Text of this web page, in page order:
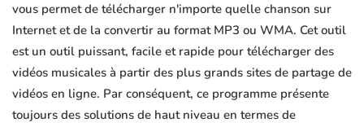
vous permet de télécharger n'importe quelle chanson sur
Internet et de la convertir au format MP3 ou WMA. Cet outil
est un outil puissant, facile et rapide pour télécharger des
vidéos musicales à partir des plus grands sites de partage de
vidéos en ligne. Par conséquent, ce programme présente
toujours des solutions de haut niveau en termes de